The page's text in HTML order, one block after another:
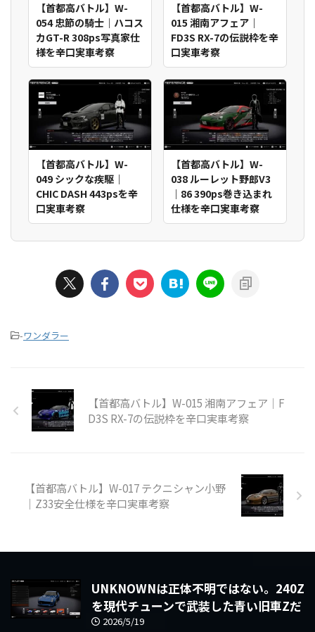
【首都高バトル】W-
054 忠節の騎士｜ハコス
カGT-R 308ps写真家仕
様を辛口実車考察
【首都高バトル】W-
015 湘南アフェア｜
FD3S RX-7の伝説枠を辛
口実車考察
【首都高バトル】W-
049 シックな疾駆｜
CHIC DASH 443psを辛
口実車考察
【首都高バトル】W-
038 ルーレット野郎V3
｜86 390ps巻き込まれ
仕様を辛口実車考察
-ワンダラー
【首都高バトル】W-015 湘南アフェア｜F
D3S RX-7の伝説枠を辛口実車考察
【首都高バトル】W-017 テクニシャン小野
｜Z33安全仕様を辛口実車考察
UNKNOWNは正体不明ではない。240Z
を現代チューンで武装した青い旧車Zだ
2026/5/19